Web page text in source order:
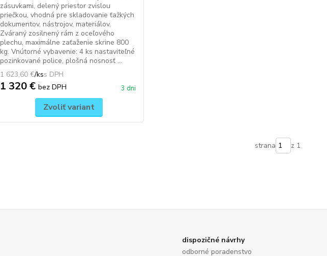
zásuvkami, delený priestor zvislou
priečkou, vhodná pre skladovanie ťažkých
dokumentov, nástrojov, materiálov.
Zváraný zosilnený rám z oceľového
plechu, maximálne zaťaženie skrine 800
kg. Vnútorné vybavenie: 4 ks nastaviteľné
pozinkované police, plošná nosnosť ...
1 623,60 €/ks
1 320 €bez DPH 3 dni
Zvoliť variant
strana z 1
dispozičné návrhy
odborné poradenstvo